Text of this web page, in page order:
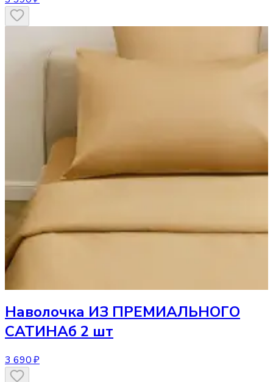
Наволочка ИЗ ПРЕМИАЛЬНОГО
САТИНАб 2 шт
3 690 ₽